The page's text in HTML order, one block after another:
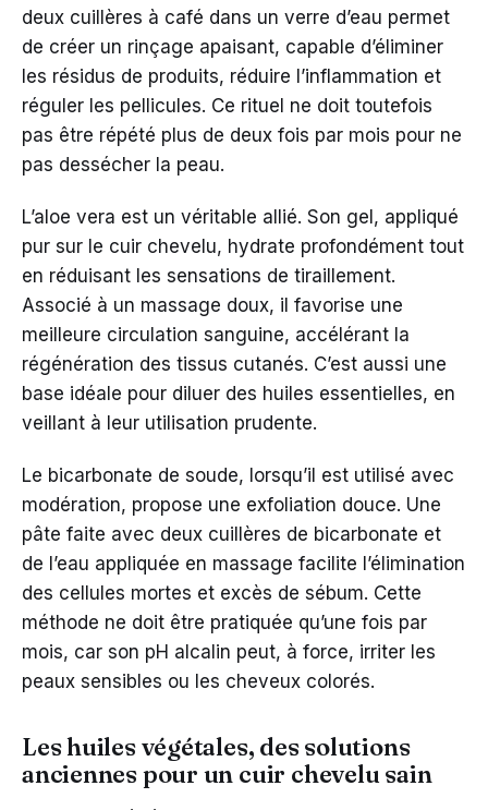
deux cuillères à café dans un verre d’eau permet
de créer un rinçage apaisant, capable d’éliminer
les résidus de produits, réduire l’inflammation et
réguler les pellicules. Ce rituel ne doit toutefois
pas être répété plus de deux fois par mois pour ne
pas dessécher la peau.
L’aloe vera est un véritable allié. Son gel, appliqué
pur sur le cuir chevelu, hydrate profondément tout
en réduisant les sensations de tiraillement.
Associé à un massage doux, il favorise une
meilleure circulation sanguine, accélérant la
régénération des tissus cutanés. C’est aussi une
base idéale pour diluer des huiles essentielles, en
veillant à leur utilisation prudente.
Le bicarbonate de soude, lorsqu’il est utilisé avec
modération, propose une exfoliation douce. Une
pâte faite avec deux cuillères de bicarbonate et
de l’eau appliquée en massage facilite l’élimination
des cellules mortes et excès de sébum. Cette
méthode ne doit être pratiquée qu’une fois par
mois, car son pH alcalin peut, à force, irriter les
peaux sensibles ou les cheveux colorés.
Les huiles végétales, des solutions
anciennes pour un cuir chevelu sain